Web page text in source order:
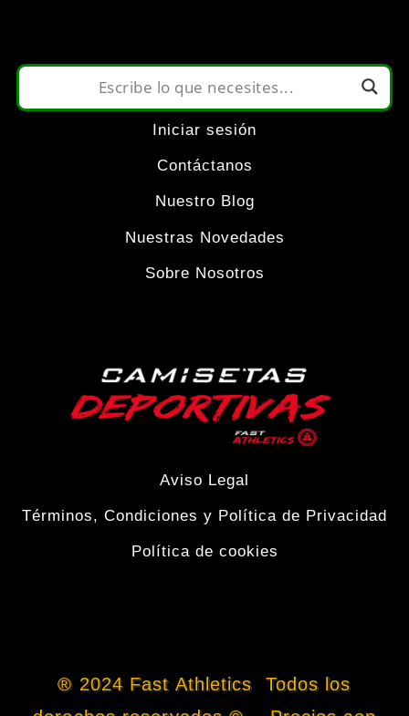
pueden
elegir
en
la
página
Iniciar sesión
Contáctanos
Nuestro Blog
Nuestras Novedades
Sobre Nosotros
Aviso Legal
Términos, Condiciones y Política de Privacidad
Política de cookies
® 2024 Fast Athletics Todos los